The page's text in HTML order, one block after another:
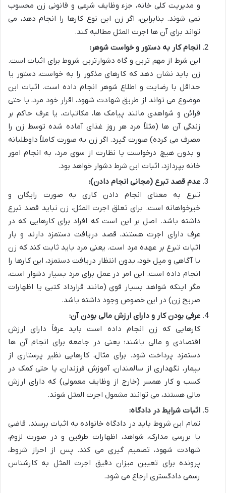
و مدیریت کلی خانه، جزء وظایف شرعی و قانونی زن محسوب
نمی شوند. بنابراین، اگر زن این نوع کارها را انجام دهد، می
تواند برای آن ها اجرت المثل مطالبه کند.
انجام کار به دستور و خواست شوهر:
این شرط از مهم ترین و گاه دشوارترین شروط برای اثبات است.
زن باید نشان دهد که کارهای مذکور را به خواست، دستور یا
حداقل با رضایت و اطلاع شوهر انجام داده است. اثبات این
موضوع می تواند از طریق شهادت شهود، اقرار خود مرد، یا حتی
قرائن و شواهدی مانند پیامک ها، مکاتبات، یا عرف حاکم بر
زندگی آن ها (مثلاً مرد هر روز غذای آماده شده توسط زن را
مصرف می کرده) صورت گیرد. اگر زن به صورت کاملاً داوطلبانه
و بدون هیچ درخواست یا نظارت از سوی مرد، به انجام امور
خانه بپردازد، اثبات این شرط دشوار خواهد بود.
عدم قصد تبرع (مجانی انجام دادن):
تبرع به معنای انجام دادن کاری به صورت رایگان و
خیرخواهانه است. برای تعلق اجرت المثل، زن نباید قصد تبرع
داشته باشد. اصل بر این است که افراد برای کارهایی که در
عرف دارای اجرت هستند، قصد دریافت دستمزد دارند و بار
اثبات تبرع بر عهده مرد است. یعنی مرد باید ثابت کند که زن
با آگاهی و میل خود، بدون انتظار دریافت دستمزد، این کارها را
انجام داده است. این امر در عمل برای مرد بسیار دشوار است،
مگر اینکه شواهد بسیار قوی (مانند قرارداد کتبی یا اظهارات
صریح زن) در این خصوص وجود داشته باشد.
عرفی بودن کار و دارای ارزش مالی بودن آن:
کارهایی که زن انجام داده است باید عرفاً دارای ارزش
اقتصادی و مالی باشند؛ یعنی در جامعه برای انجام آن ها
دستمزد پرداخت شود. برای مثال، کارهایی نظیر پرستاری از
بیمار، نگهداری از سالمندان، آموزش فرزندان، یا حتی کمک در
کسب و کار همسر (خارج از وظایف معمولی) که دارای ارزش
مالی هستند، می توانند مشمول اجرت المثل شوند.
اثبات شرایط در دادگاه:
تمام این شروط باید در دادگاه خانواده به اثبات برسند. قاضی
با بررسی مدارک، شواهد، اظهارات طرفین و در صورت لزوم،
شهادت شهود، تصمیم گیری می کند. پس از احراز شروط،
پرونده برای تعیین میزان دقیق اجرت المثل به کارشناس
رسمی دادگستری ارجاع می شود.